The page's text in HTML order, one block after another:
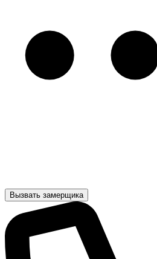
Вызвать замерщика